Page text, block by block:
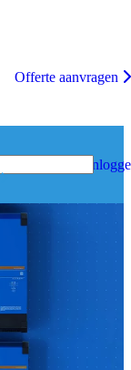
Offerte aanvragen